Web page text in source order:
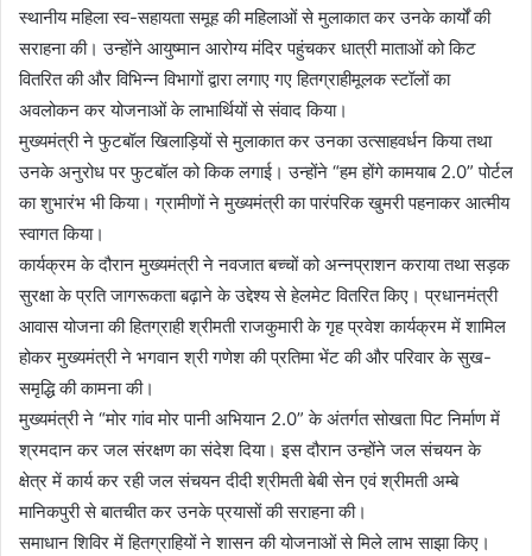
स्थानीय महिला स्व-सहायता समूह की महिलाओं से मुलाकात कर उनके कार्यों की
सराहना की। उन्होंने आयुष्मान आरोग्य मंदिर पहुंचकर धात्री माताओं को किट
वितरित की और विभिन्न विभागों द्वारा लगाए गए हितग्राहीमूलक स्टॉलों का
अवलोकन कर योजनाओं के लाभार्थियों से संवाद किया।
मुख्यमंत्री ने फुटबॉल खिलाड़ियों से मुलाकात कर उनका उत्साहवर्धन किया तथा
उनके अनुरोध पर फुटबॉल को किक लगाई। उन्होंने “हम होंगे कामयाब 2.0” पोर्टल
का शुभारंभ भी किया। ग्रामीणों ने मुख्यमंत्री का पारंपरिक खुमरी पहनाकर आत्मीय
स्वागत किया।
कार्यक्रम के दौरान मुख्यमंत्री ने नवजात बच्चों को अन्नप्राशन कराया तथा सड़क
सुरक्षा के प्रति जागरूकता बढ़ाने के उद्देश्य से हेलमेट वितरित किए। प्रधानमंत्री
आवास योजना की हितग्राही श्रीमती राजकुमारी के गृह प्रवेश कार्यक्रम में शामिल
होकर मुख्यमंत्री ने भगवान श्री गणेश की प्रतिमा भेंट की और परिवार के सुख-
समृद्धि की कामना की।
मुख्यमंत्री ने “मोर गांव मोर पानी अभियान 2.0” के अंतर्गत सोखता पिट निर्माण में
श्रमदान कर जल संरक्षण का संदेश दिया। इस दौरान उन्होंने जल संचयन के
क्षेत्र में कार्य कर रही जल संचयन दीदी श्रीमती बेबी सेन एवं श्रीमती अम्बे
मानिकपुरी से बातचीत कर उनके प्रयासों की सराहना की।
समाधान शिविर में हितग्राहियों ने शासन की योजनाओं से मिले लाभ साझा किए।